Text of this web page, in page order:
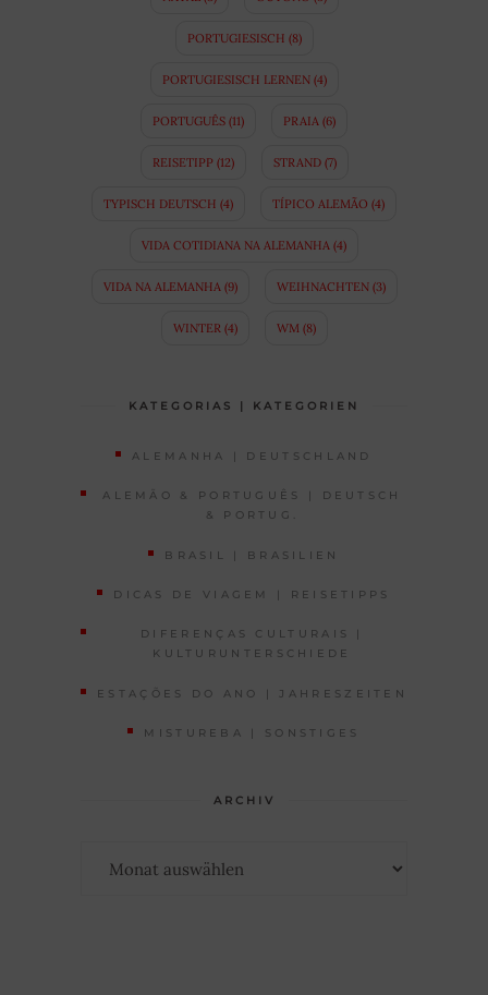
PORTUGIESISCH (8)
PORTUGIESISCH LERNEN(4)
PORTUGUÊS (11) PRAIA (6)
REISETIPP(12) STRAND(7)
TYPISCH DEUTSCH (4) TÍPICO ALEMÃO (4)
VIDA COTIDIANA NA ALEMANHA (4)
VIDA NA ALEMANHA (9) WEIHNACHTEN(3)
WINTER (4) WM (8)
KATEGORIAS | KATEGORIEN
ALEMANHA | DEUTSCHLAND
ALEMÃO & PORTUGUÊS | DEUTSCH
& PORTUG.
BRASIL | BRASILIEN
DICAS DE VIAGEM | REISETIPPS
DIFERENÇAS CULTURAIS |
KULTURUNTERSCHIEDE
ESTAÇÕES DO ANO | JAHRESZEITEN
MISTUREBA | SONSTIGES
ARCHIV